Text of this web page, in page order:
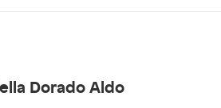
Dorado Aldo